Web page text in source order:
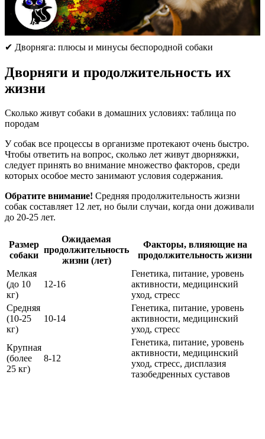
✔ Дворняга: плюсы и минусы беспородной собаки
Дворняги и продолжительность их
жизни
Сколько живут собаки в домашних условиях: таблица по
породам
У собак все процессы в организме протекают очень быстро.
Чтобы ответить на вопрос, сколько лет живут дворняжки,
следует принять во внимание множество факторов, среди
которых особое место занимают условия содержания.
Обратите внимание! Средняя продолжительность жизни
собак составляет 12 лет, но были случаи, когда они доживали
до 20-25 лет.
Размер
собаки
Ожидаемая
продолжительность
жизни (лет)
Факторы, влияющие на
продолжительность жизни
Мелкая
(до 10
кг)
12-16
Генетика, питание, уровень
активности, медицинский
уход, стресс
Средняя
(10-25
кг)
10-14
Генетика, питание, уровень
активности, медицинский
уход, стресс
Крупная
(более
25 кг)
8-12
Генетика, питание, уровень
активности, медицинский
уход, стресс, дисплазия
тазобедренных суставов